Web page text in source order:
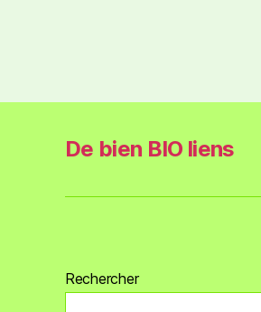
De bien BIO liens
Rechercher